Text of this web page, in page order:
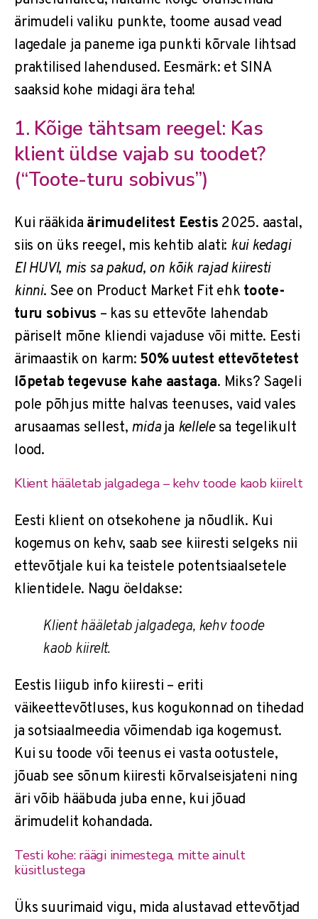
ärimudeli valiku punkte, toome ausad vead
lagedale ja paneme iga punkti kõrvale lihtsad
praktilised lahendused. Eesmärk: et SINA
saaksid kohe midagi ära teha!
1. Kõige tähtsam reegel: Kas
klient üldse vajab su toodet?
(“Toote-turu sobivus”)
Kui rääkida ärimudelitest Eestis 2025. aastal,
siis on üks reegel, mis kehtib alati: kui kedagi
EI HUVI, mis sa pakud, on kõik rajad kiiresti
kinni. See on Product Market Fit ehktoote-
turu sobivus – kas su ettevõte lahendab
päriselt mõne kliendi vajaduse või mitte. Eesti
ärimaastik on karm: 50% uutest ettevõtetest
lõpetab tegevuse kahe aastaga. Miks? Sageli
pole põhjus mitte halvas teenuses, vaid vales
arusaamas sellest, midaja kellelesa tegelikult
lood.
Klient hääletab jalgadega – kehv toode kaob kiirelt
Eesti klient on otsekohene ja nõudlik. Kui
kogemus on kehv, saab see kiiresti selgeks nii
ettevõtjale kui ka teistele potentsiaalsetele
klientidele. Nagu öeldakse:
Klient hääletab jalgadega, kehv toode
kaob kiirelt.
Eestis liigub info kiiresti – eriti
väikeettevõtluses, kus kogukonnad on tihedad
ja sotsiaalmeedia võimendab iga kogemust.
Kui su toode või teenus ei vasta ootustele,
jõuab see sõnum kiiresti kõrvalseisjateni ning
äri võib hääbuda juba enne, kui jõuad
ärimudelit kohandada.
Testi kohe: räägi inimestega, mitte ainult
küsitlustega
Üks suurimaid vigu, mida alustavad ettevõtjad